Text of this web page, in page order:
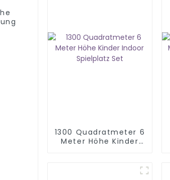
1300 Quadratmeter 6
Meter Höhe Kinder